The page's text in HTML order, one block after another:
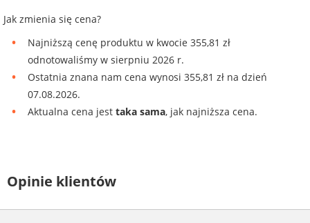
Jak zmienia się cena?
Najniższą cenę produktu w kwocie 355,81 zł
odnotowaliśmy w sierpniu 2026 r.
Ostatnia znana nam cena wynosi 355,81 zł na dzień
07.08.2026.
Aktualna cena jest taka sama, jak najniższa cena.
Opinie klientów